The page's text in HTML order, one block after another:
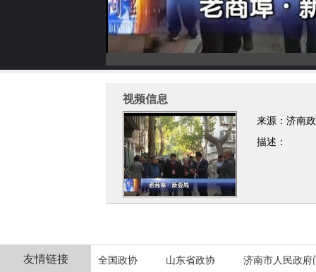
视频信息
来源：济南
描述：
友情链接 全国政协 山东省政协 济南市人民政府